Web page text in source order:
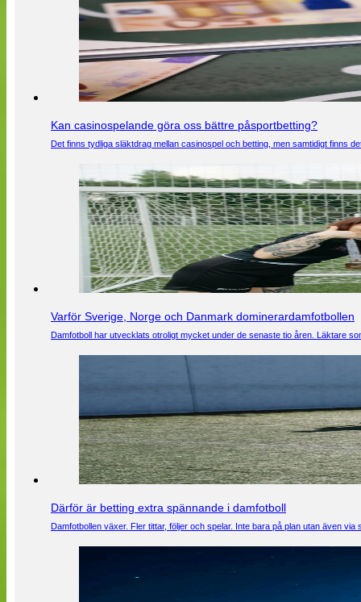
Kan casinospelande göra oss bättre påsportbetting?
Det finns tydliga släktdrag mellan casinospel och betting, men samtidigt finns
Varför Sverige, Norge och Danmark dominerardamfotbollen
Damfotboll har utvecklats otroligt mycket under de senaste tio åren. Läktare
Därför är betting extra spännande i damfotboll
Damfotbollen växer. Fler tittar, följer och spelar. Inte bara på plan utan även